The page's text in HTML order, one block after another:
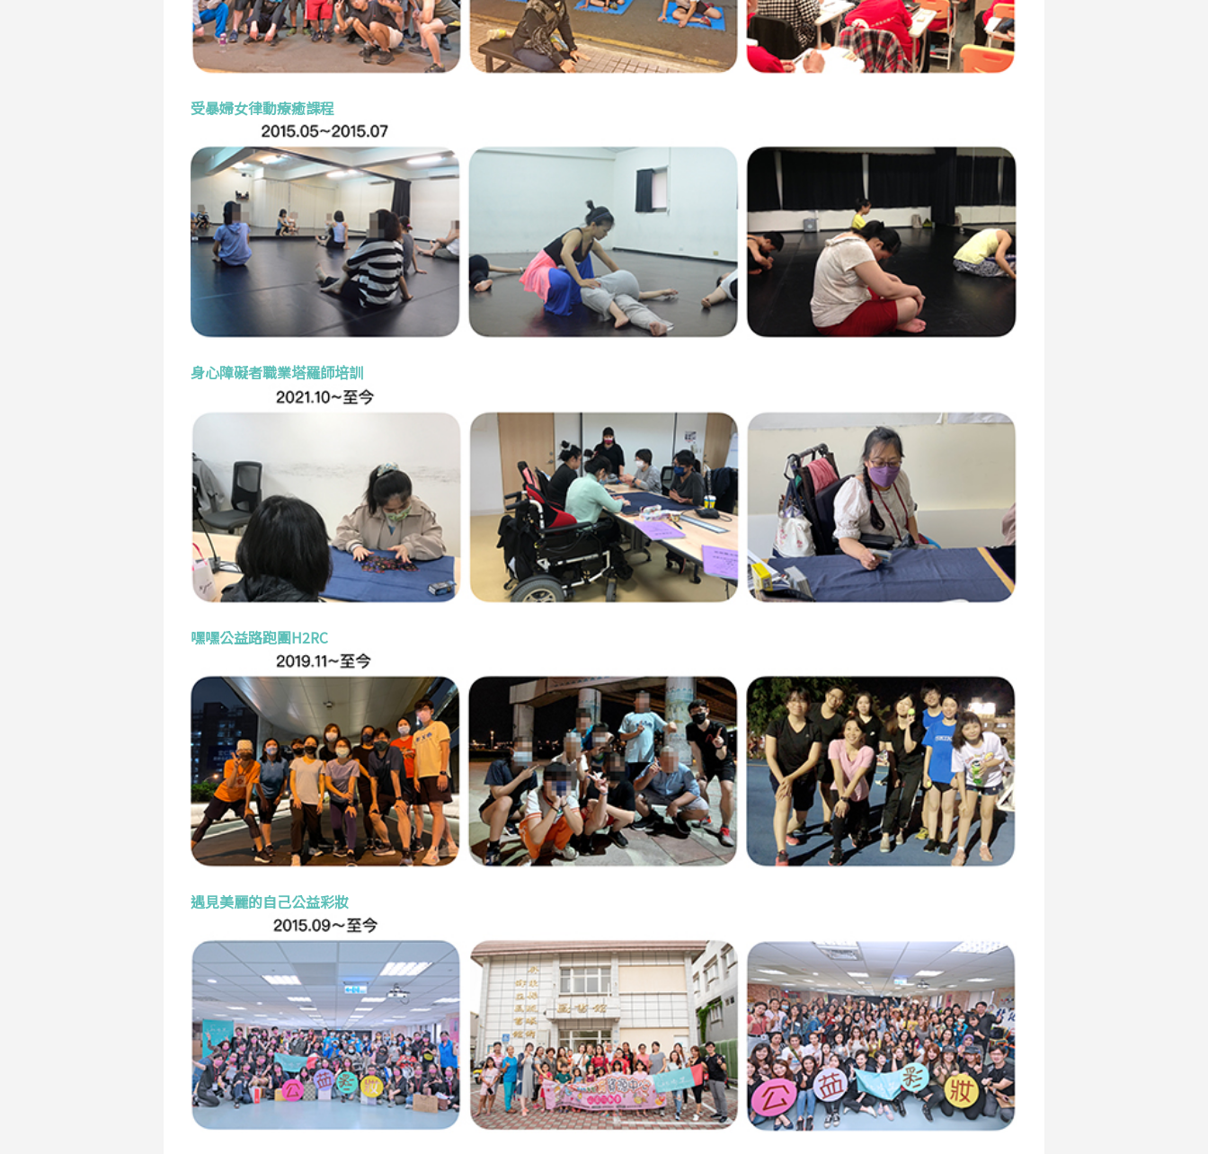
受暴婦女律動療癒課程
身心障礙者職業塔羅師培訓
嘿嘿公益路跑團H2RC
遇見美麗的自己公益彩妝